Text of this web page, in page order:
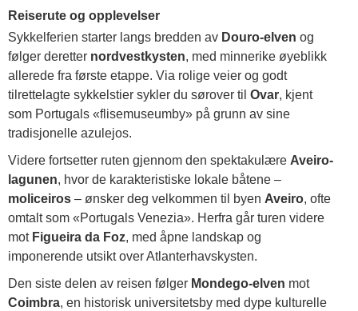
Reiserute og opplevelser
Sykkelferien starter langs bredden av Douro-elven og
følger deretter nordvestkysten, med minnerike øyeblikk
allerede fra første etappe. Via rolige veier og godt
tilrettelagte sykkelstier sykler du sørover til Ovar, kjent
som Portugals «flisemuseumby» på grunn av sine
tradisjonelle azulejos.
Videre fortsetter ruten gjennom den spektakulære Aveiro-
lagunen, hvor de karakteristiske lokale båtene –
moliceiros – ønsker deg velkommen til byen Aveiro, ofte
omtalt som «Portugals Venezia». Herfra går turen videre
mot Figueira da Foz, med åpne landskap og
imponerende utsikt over Atlanterhavskysten.
Den siste delen av reisen følger Mondego-elven mot
Coimbra, en historisk universitetsby med dype kulturelle